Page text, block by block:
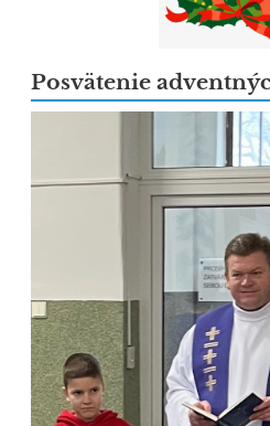
Posvätenie